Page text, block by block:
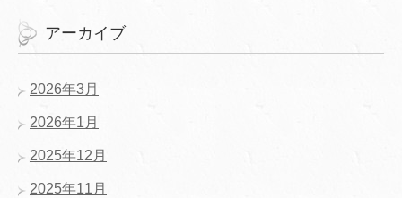
アーカイブ
2026年3月
2026年1月
2025年12月
2025年11月